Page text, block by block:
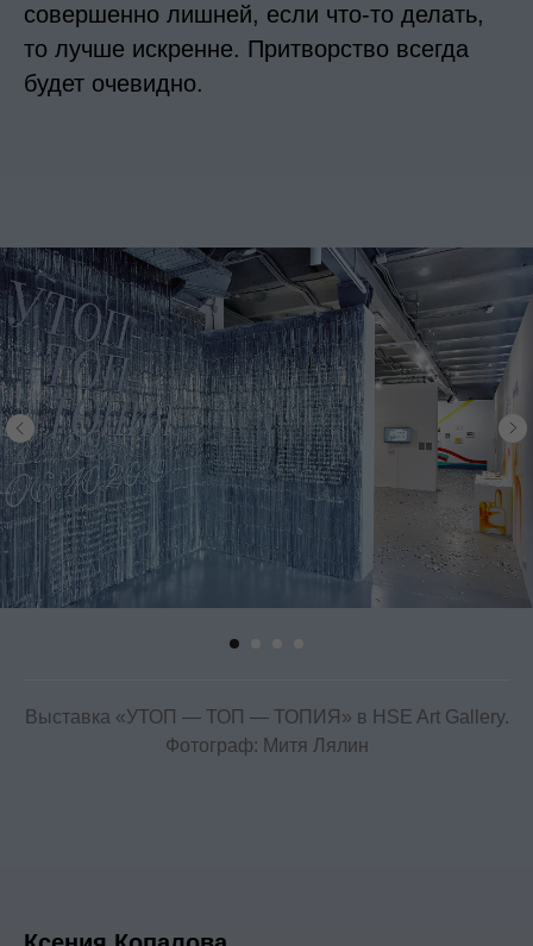
совершенно лишней, если что-то делать,
то лучше искренне. Притворство всегда
будет очевидно.
Выставка «УТОП — ТОП — ТОПИЯ» в HSE Art Gallery.
Фотограф: Митя Лялин